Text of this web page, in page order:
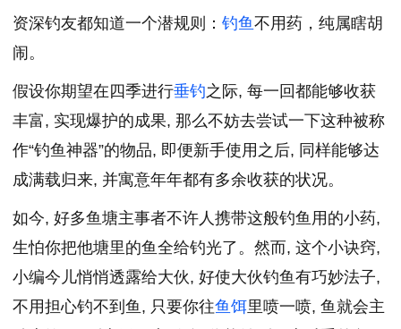
资深钓友都知道一个潜规则： 钓鱼不用药，纯属瞎胡
闹。
假设你期望在四季进行垂钓之际, 每一回都能够收获
丰富, 实现爆护的成果, 那么不妨去尝试一下这种被称
作“钓鱼神器”的物品, 即便新手使用之后, 同样能够达
成满载归来, 并寓意年年都有多余收获的状况。
如今, 好多鱼塘主事者不许人携带这般钓鱼用的小药,
生怕你把他塘里的鱼全给钓光了。然而, 这个小诀窍,
小编今儿悄悄透露给大伙, 好使大伙钓鱼有巧妙法子,
不用担心钓不到鱼, 只要你往鱼饵里喷一喷, 鱼就会主